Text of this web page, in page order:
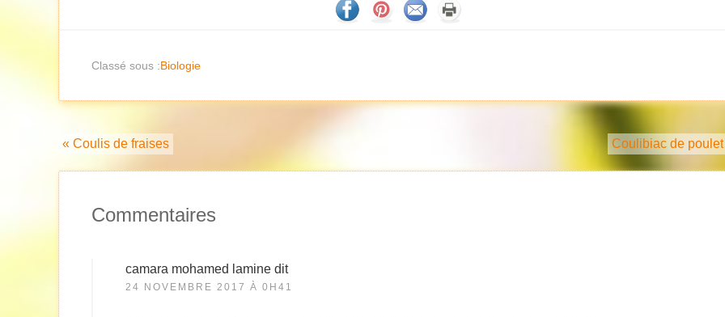
Classé sous :Biologie
« Coulis de fraises Coulibiac de
Commentaires
camara mohamed lamine dit
24 NOVEMBRE 2017 À 0H41